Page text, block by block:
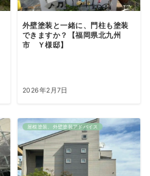
外壁塗装と一緒に、門柱も塗装
できますか？【福岡県北九州
市 Ｙ様邸】
2026年2月7日
屋根塗装、外壁塗装アドバイス